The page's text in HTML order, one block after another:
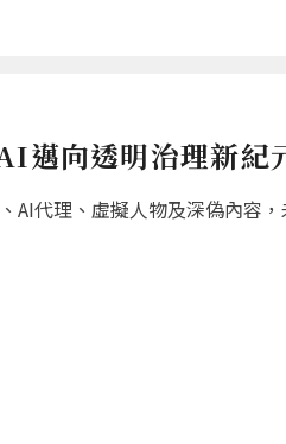
邁向透明治理新紀
AI代理、虛擬人物及深偽內容